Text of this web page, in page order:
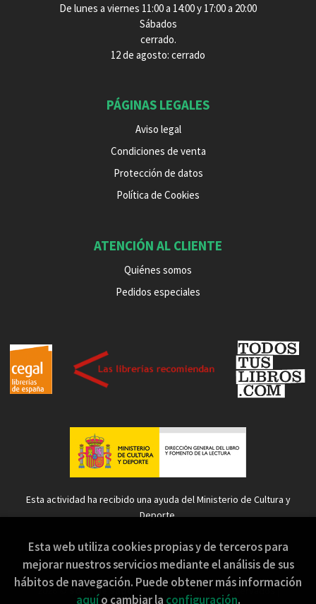
De lunes a viernes 11:00 a 14:00 y 17:00 a 20:00
Sábados
cerrado.
12 de agosto: cerrado
PÁGINAS LEGALES
Aviso legal
Condiciones de venta
Protección de datos
Política de Cookies
ATENCIÓN AL CLIENTE
Quiénes somos
Pedidos especiales
Esta actividad ha recibido una ayuda del Ministerio de Cultura y
Deporte.
2026 © Sopa de Sapo . Todos los Derechos Reservados |
Esta web utiliza cookies propias y de terceros para
mejorar nuestros servicios mediante el análisis de sus
hábitos de navegación. Puede obtener más información
aquío cambiar la configuración.